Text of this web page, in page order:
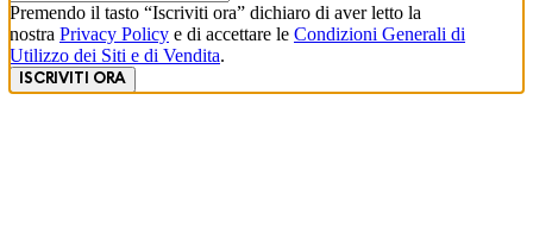
Premendo il tasto “Iscriviti ora” dichiaro di aver letto la
nostra Privacy Policy e di accettare le Condizioni Generali di
Utilizzo dei Siti e di Vendita.
ISCRIVITI ORA